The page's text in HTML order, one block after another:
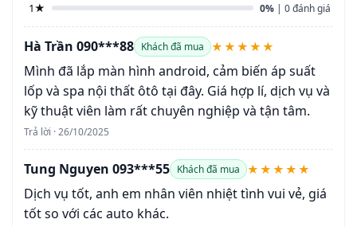
1★ 0% | 0 đánh giá
Hà Trần 090***88 Khách đã mua ★★★★★
Mình đã lắp màn hình android, cảm biến áp suất
lốp và spa nội thất ôtô tại đây. Giá hợp lí, dịch vụ và
kỹ thuật viên làm rất chuyên nghiệp và tận tâm.
Trả lời · 26/10/2025
Tung Nguyen 093***55 Khách đã mua ★★★★★
Dịch vụ tốt, anh em nhân viên nhiệt tình vui vẻ, giá
tốt so với các auto khác.